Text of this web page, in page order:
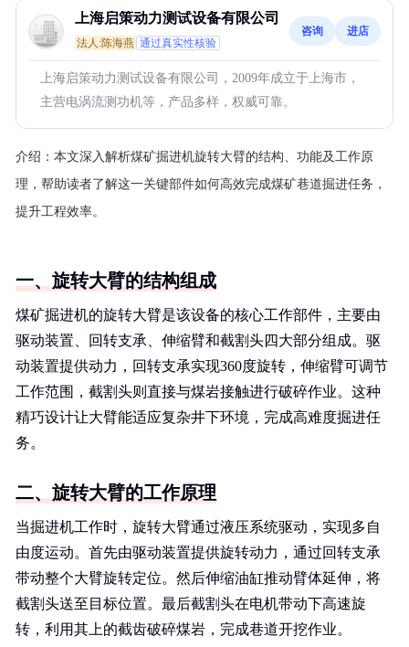
上海启策动力测试设备有限公司
法人:陈海燕 通过真实性核验
咨询 进店
上海启策动力测试设备有限公司，2009年成立于上海市，
主营电涡流测功机等，产品多样，权威可靠。
介绍： 本文深入解析煤矿掘进机旋转大臂的结构、功能及工作原
理，帮助读者了解这一关键部件如何高效完成煤矿巷道掘进任务，
提升工程效率。
一、旋转大臂的结构组成
煤矿掘进机的旋转大臂是该设备的核心工作部件，主要由
驱动装置、回转支承、伸缩臂和截割头四大部分组成。驱
动装置提供动力，回转支承实现360度旋转，伸缩臂可调节
工作范围，截割头则直接与煤岩接触进行破碎作业。这种
精巧设计让大臂能适应复杂井下环境，完成高难度掘进任
务。
二、旋转大臂的工作原理
当掘进机工作时，旋转大臂通过液压系统驱动，实现多自
由度运动。首先由驱动装置提供旋转动力，通过回转支承
带动整个大臂旋转定位。然后伸缩油缸推动臂体延伸，将
截割头送至目标位置。最后截割头在电机带动下高速旋
转，利用其上的截齿破碎煤岩，完成巷道开挖作业。